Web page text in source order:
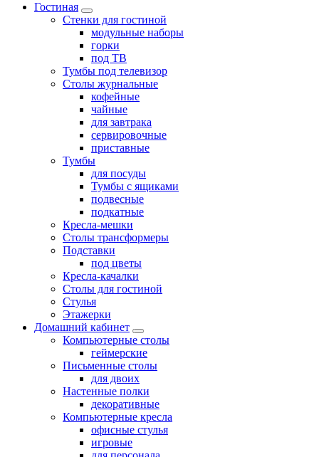
Гостиная
Стенки для гостиной
модульные наборы
горки
под ТВ
Тумбы под телевизор
Столы журнальные
кофейные
чайные
для завтрака
сервировочные
приставные
Тумбы
для посуды
Тумбы с ящиками
подвесные
подкатные
Кресла-мешки
Столы трансформеры
Подставки
под цветы
Кресла-качалки
Столы для гостиной
Стулья
Этажерки
Домашний кабинет
Компьютерные столы
геймерские
Письменные столы
для двоих
Настенные полки
декоративные
Компьютерные кресла
офисные стулья
игровые